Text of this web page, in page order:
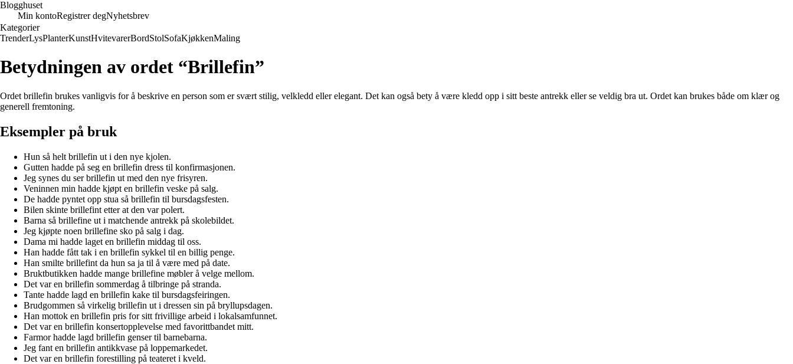
Blogghuset
Min kontoRegistrer degNyhetsbrev
Kategorier
TrenderLysPlanterKunstHvitevarerBordStolSofaKjøkkenMaling
Betydningen av ordet “Brillefin”
Ordet brillefin brukes vanligvis for å beskrive en person som er svært stilig, velkledd eller elegant. Det kan også bety å være kledd opp i sitt beste antrekk eller se veldig bra ut. Ordet kan brukes både om klær og
generell fremtoning.
Eksempler på bruk
Hun så helt brillefin ut i den nye kjolen.
Gutten hadde på seg en brillefin dress til konfirmasjonen.
Jeg synes du ser brillefin ut med den nye frisyren.
Veninnen min hadde kjøpt en brillefin veske på salg.
De hadde pyntet opp stua så brillefin til bursdagsfesten.
Bilen skinte brillefint etter at den var polert.
Barna så brillefine ut i matchende antrekk på skolebildet.
Jeg kjøpte noen brillefine sko på salg i dag.
Dama mi hadde laget en brillefin middag til oss.
Han hadde fått tak i en brillefin sykkel til en billig penge.
Han smilte brillefint da hun sa ja til å være med på date.
Bruktbutikken hadde mange brillefine møbler å velge mellom.
Det var en brillefin sommerdag å tilbringe på stranda.
Tante hadde lagd en brillefin kake til bursdagsfeiringen.
Brudgommen så virkelig brillefin ut i dressen sin på bryllupsdagen.
Han mottok en brillefin pris for sitt frivillige arbeid i lokalsamfunnet.
Det var en brillefin konsertopplevelse med favorittbandet mitt.
Farmor hadde lagd brillefin genser til barnebarna.
Jeg fant en brillefin antikkvase på loppemarkedet.
Det var en brillefin forestilling på teateret i kveld.